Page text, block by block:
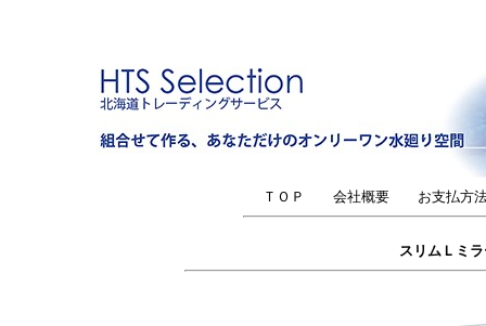
ＴＯＰ 会社概要 お支払方
スリムＬミ